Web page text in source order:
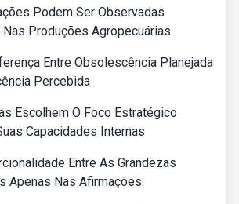
Podem Ser Observadas
Produções Agropecuárias
Entre Obsolescência Planejada
Percebida
Escolhem O Foco Estratégico
Capacidades Internas
Entre As Grandezas
Apenas Nas Afirmações: